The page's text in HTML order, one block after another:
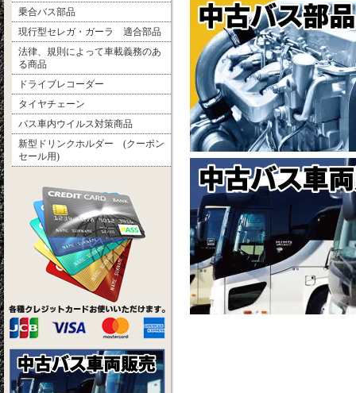
乗合バス部品
現行型セレガ・ガーラ 適合部品
法律、規則によって車載義務のあ
る商品
ドライブレコーダー
タイヤチェーン
バス車内ウイルス対策商品
新型ドリンクホルダー (クーポン
セール用)